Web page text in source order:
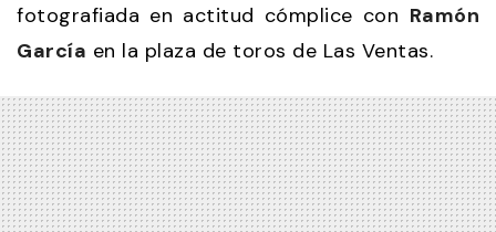
fotografiada en actitud cómplice con Ramón
García en la plaza de toros de Las Ventas.